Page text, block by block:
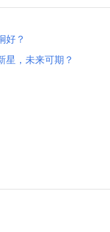
？
，未来可期？‌